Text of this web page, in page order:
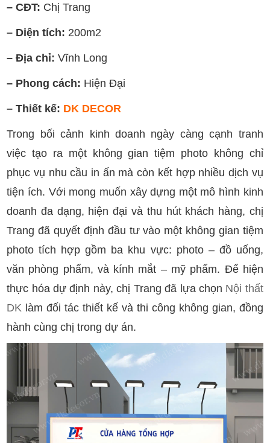
– CĐT: Chị Trang
– Diện tích: 200m2
– Địa chỉ: Vĩnh Long
– Phong cách: Hiện Đại
– Thiết kế: DK DECOR
Trong bối cảnh kinh doanh ngày càng cạnh tranh
việc tạo ra một không gian tiệm photo không chỉ
phục vụ nhu cầu in ấn mà còn kết hợp nhiều dịch vụ
tiện ích. Với mong muốn xây dựng một mô hình kinh
doanh đa dạng, hiện đại và thu hút khách hàng, chị
Trang đã quyết định đầu tư vào một không gian tiệm
photo tích hợp gồm ba khu vực: photo – đồ uống,
văn phòng phẩm, và kính mắt – mỹ phẩm. Để hiện
thực hóa dự định này, chị Trang đã lựa chọn Nội thất
DK làm đối tác thiết kế và thi công không gian, đồng
hành cùng chị trong dự án.